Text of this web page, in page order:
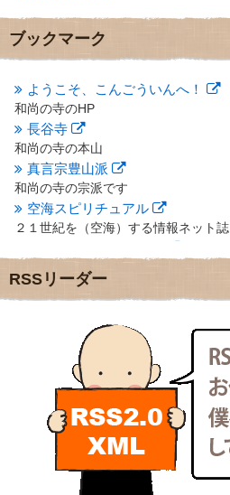
2012年10月(5)
2012年9月
(8)
2012年7月
(10)
2012年6月(14)
2012年5月
2012年4月(16)
2012年3月 (17)
2012年2月(20)
2012年1月(25)
2011年12月(22)
2011年11月(28)
2011年10月(31)
2011年9月(24)
2011年8月(21)
2011年6月(13)
2011年5月
2011年4月
(17)
2011年3月(15)
2011年2月(22)
2011年1月(22)
2010年12月(21)
2010年11月
(14)
ブックマーク
ようこそ、こんごういんへ！
和尚の寺のHP
長谷寺
和尚の寺の本山
真言宗豊山派
和尚の寺の宗派です
空海スピリチュアル
２１世紀を（空海）する情報ネット誌
地域のライターさんです
小豆島 圓満寺
新聞屋の道具箱
新聞社で使われる用語の解説など
makotoさんの御符内巡礼記
東京の巡礼記です
POLYHEDON
いろいろなことが書いてあるよ
bunchan
あちこち行って！
目白鍼灸院
RSSリーダー